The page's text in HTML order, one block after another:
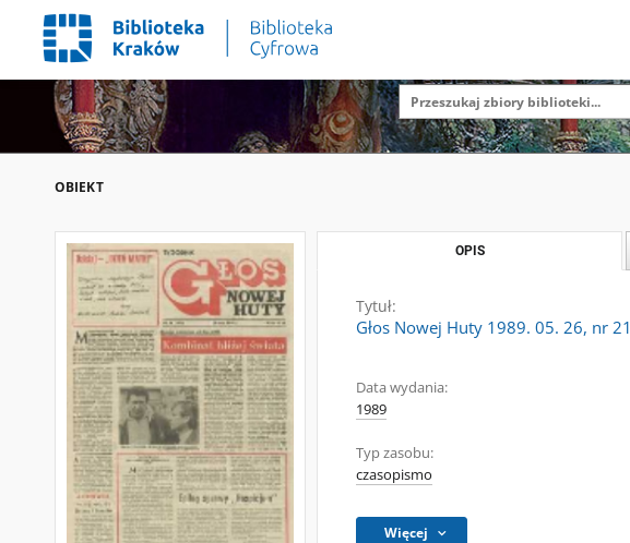
OBIEKT
OPIS
Tytuł:
Głos Nowej Huty 1989. 05. 26, nr 21
Data wydania:
1989
Typ zasobu:
czasopismo
Więcej